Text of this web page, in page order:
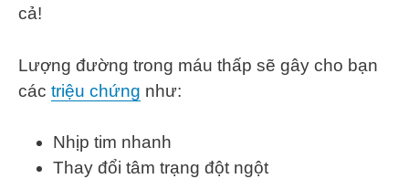
cả!
Lượng đường trong máu thấp sẽ gây cho bạn
các triệu chứng như:
Nhịp tim nhanh
Thay đổi tâm trạng đột ngột